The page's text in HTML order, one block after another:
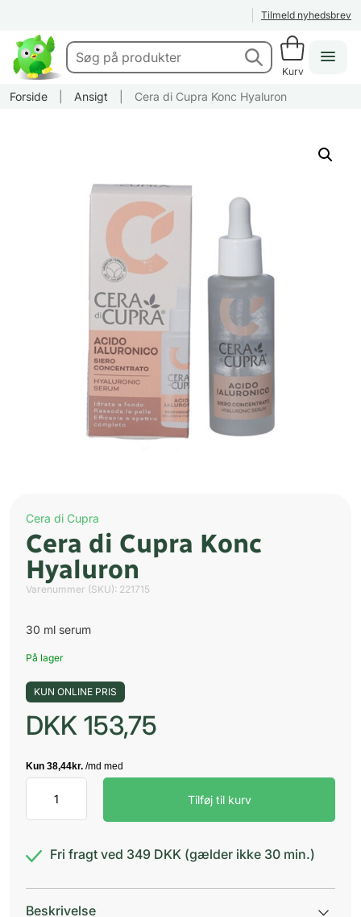
Tilmeld nyhedsbrev
Kurv
Forside Ansigt Cera di Cupra Konc Hyaluron
Cera di Cupra
Cera di Cupra Konc
Hyaluron
Varenummer (SKU): 221715
30 ml serum
På lager
KUN ONLINE PRIS
DKK 153,75
Cupra
Hyaluron
Tilføj til kurv
Fri fragt ved 349 DKK (gælder ikke 30 min.)
Beskrivelse